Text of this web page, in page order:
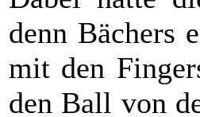
denn Bächers
mit den
den Ball von